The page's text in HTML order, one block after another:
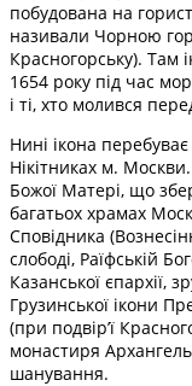
побудована на
називали Чорною
Красногорську). Там
1654 року під час
і ті, хто молився
Нині ікона
Нікітниках м. Москви.
Божої Матері, що
багатьох храмах
Сповідника
слободі, Раїфській
Казанської єпархії,
Грузинської ікони
(при подвір’ї
монастиря
шанування.